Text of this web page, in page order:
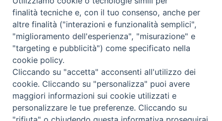
finalità tecniche e, con il tuo consenso, anche per
altre finalità ("interazioni e funzionalità semplici",
"miglioramento dell'esperienza", "misurazione" e
"targeting e pubblicità") come specificato nella
cookie policy.
Cliccando su "accetta" acconsenti all'utilizzo dei
cookie. Cliccando su "personalizza" puoi avere
maggiori informazioni sui cookie utilizzati e
personalizzare le tue preferenze. Cliccando su